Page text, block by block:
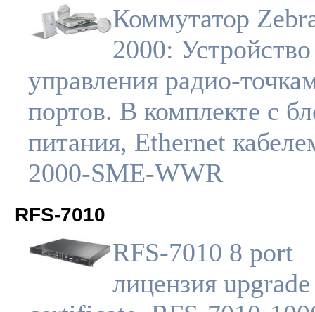
Коммутатор
2000: Устройство
управления радио-
портов. В комплекте с
питания, Ethernet
2000-SME-WWR
RFS-7010
RFS-7010 8 port
лицензия upgrade